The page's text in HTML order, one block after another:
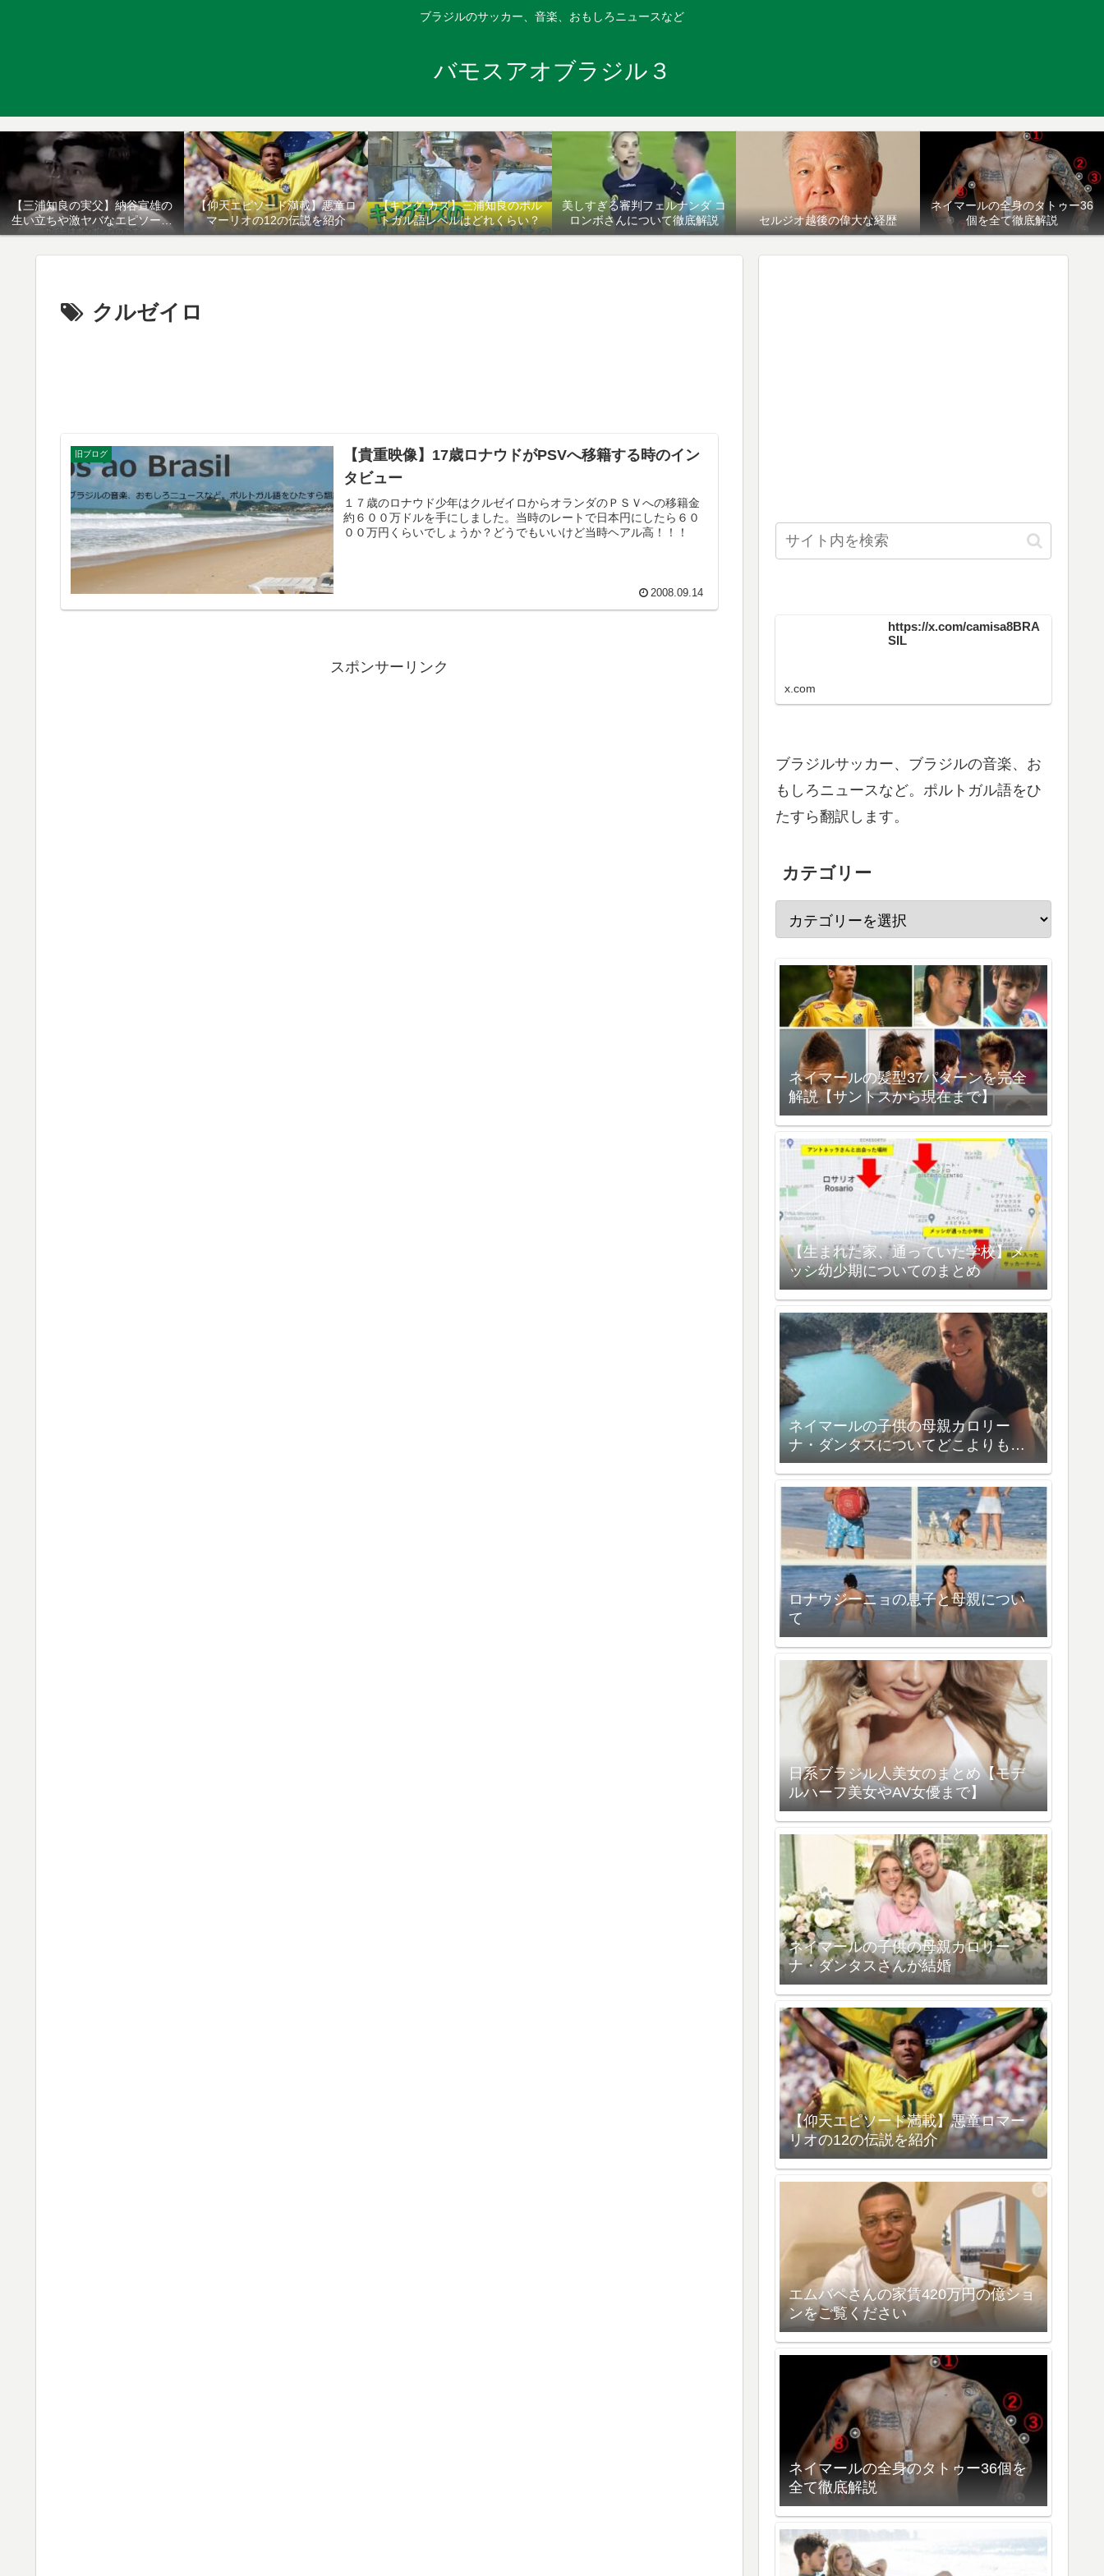
ブラジルのサッカー、音楽、おもしろニュースなど
バモスアオブラジル３
【三浦知良の実父】納谷宣雄の
生い立ちや激ヤバなエピソード
について
【仰天エピソード満載】悪童ロ
マーリオの12の伝説を紹介
【キング カズ】三浦知良のポル
トガル語レベルはどれくらい？
美しすぎる審判フェルナンダ コ
ロンボさんについて徹底解説
セルジオ越後の偉大な経歴
ネイマールの全身のタトゥー36
個を全て徹底解説
クルゼイロ
旧ブログ
【貴重映像】17歳ロナウドがPSVへ移籍する時のイン
タビュー
１７歳のロナウド少年はクルゼイロからオランダのＰＳＶへの移籍金
約６００万ドルを手にしました。当時のレートで日本円にしたら６０
００万円くらいでしょうか？どうでもいいけど当時ヘアル高！！！
2008.09.14
スポンサーリンク
https://x.com/camisa8BRA
SIL
x.com
ブラジルサッカー、ブラジルの音楽、お
もしろニュースなど。ポルトガル語をひ
たすら翻訳します。
カテゴリー
ネイマールの髪型37パターンを完全
解説【サントスから現在まで】
【生まれた家、通っていた学校】メ
ッシ幼少期についてのまとめ
ネイマールの子供の母親カロリー
ナ・ダンタスについてどこよりも詳
しく解説
ロナウジーニョの息子と母親につい
て
日系ブラジル人美女のまとめ【モデ
ルハーフ美女やAV女優まで】
ネイマールの子供の母親カロリー
ナ・ダンタスさんが結婚
【仰天エピソード満載】悪童ロマー
リオの12の伝説を紹介
エムバペさんの家賃420万円の億ショ
ンをご覧ください
ネイマールの全身のタトゥー36個を
全て徹底解説